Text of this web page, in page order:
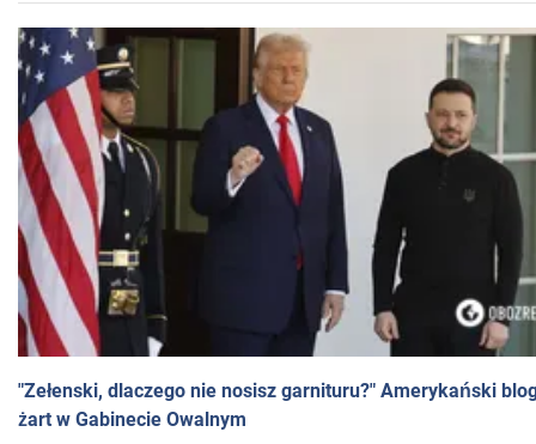
"Zełenski, dlaczego nie nosisz garnituru?" Amerykański
żart w Gabinecie Owalnym